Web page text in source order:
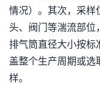
情况）。其次，采样
头、阀门等湍流部位
排气筒直径大小按标
盖整个生产周期或选
样。